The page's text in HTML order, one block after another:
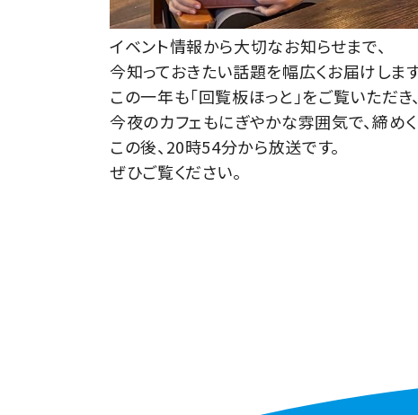
イベント情報から大切なお知らせまで、
今知っておきたい話題を幅広くお届けしま
この一年も「回覧板ほっと」をご覧いただき、
今夜のカフェもにぎやかな雰囲気で、締めく
この後、20時54分から放送です。
ぜひご覧ください。